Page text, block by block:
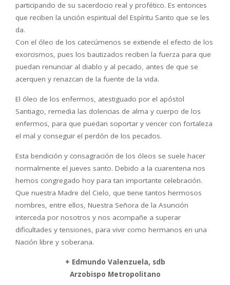
participando de su sacerdocio real y profético. Es entonces
que reciben la unción espiritual del Espíritu Santo que se les
da.
Con el óleo de los catecúmenos se extiende el efecto de los
exorcismos, pues los bautizados reciben la fuerza para que
puedan renunciar al diablo y al pecado, antes de que se
acerquen y renazcan de la fuente de la vida.
El óleo de los enfermos, atestiguado por el apóstol
Santiago, remedia las dolencias de alma y cuerpo de los
enfermos, para que puedan soportar y vencer con fortaleza
el mal y conseguir el perdón de los pecados.
Esta bendición y consagración de los óleos se suele hacer
normalmente el jueves santo. Debido a la cuarentena nos
hemos congregado hoy para tan importante celebración.
Que nuestra Madre del Cielo, que tiene tantos hermosos
nombres, entre ellos, Nuestra Señora de la Asunción
interceda por nosotros y nos acompañe a superar
dificultades y tensiones, para vivir como hermanos en una
Nación libre y soberana.
+ Edmundo Valenzuela, sdb
Arzobispo Metropolitano